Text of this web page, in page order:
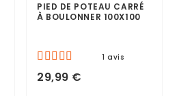
PIED DE POTEAU CARRÉ
À BOULONNER 100X100
1 avis
29,99 €